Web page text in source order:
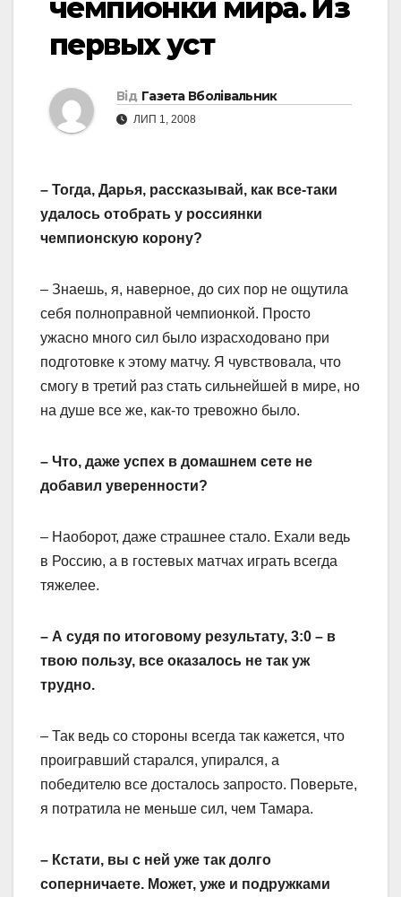
чемпионки мира. Из
первых уст
Від Газета Вболівальник
ЛИП 1, 2008
– Тогда, Дарья, рассказывай, как все-таки
удалось отобрать у россиянки
чемпионскую корону?
– Знаешь, я, наверное, до сих пор не ощутила
себя полноправной чемпионкой. Просто
ужасно много сил было израсходовано при
подготовке к этому матчу. Я чувствовала, что
смогу в третий раз стать сильнейшей в мире, но
на душе все же, как-то тревожно было.
– Что, даже успех в домашнем сете не
добавил уверенности?
– Наоборот, даже страшнее стало. Ехали ведь
в Россию, а в гостевых матчах играть всегда
тяжелее.
– А судя по итоговому результату, 3:0 – в
твою пользу, все оказалось не так уж
трудно.
– Так ведь со стороны всегда так кажется, что
проигравший старался, упирался, а
победителю все досталось запросто. Поверьте,
я потратила не меньше сил, чем Тамара.
– Кстати, вы с ней уже так долго
соперничаете. Может, уже и подружками